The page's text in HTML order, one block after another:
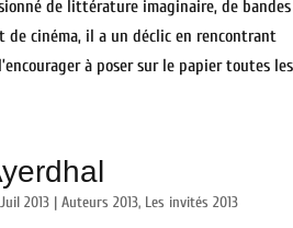
de littérature imaginaire, de bandes
de cinéma, il a un déclic en rencontrant
à poser sur le papier toutes les
2013| Auteurs 2013, Les invités 2013